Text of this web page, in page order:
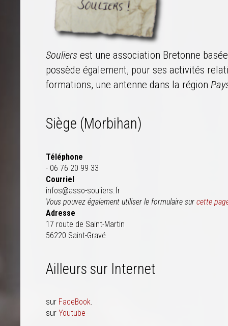
Souliers est une association Bretonne
possède également, pour ses activités
formations, une antenne dans la région
Siège (Morbihan)
Téléphone
- 06 76 20 99 33
Courriel
infos@asso-souliers.fr
Vous pouvez également utiliser le formulaire sur cette
Adresse
17 route de Saint-Martin
56220 Saint-Gravé
Ailleurs sur Internet
sur FaceBook.
sur Youtube